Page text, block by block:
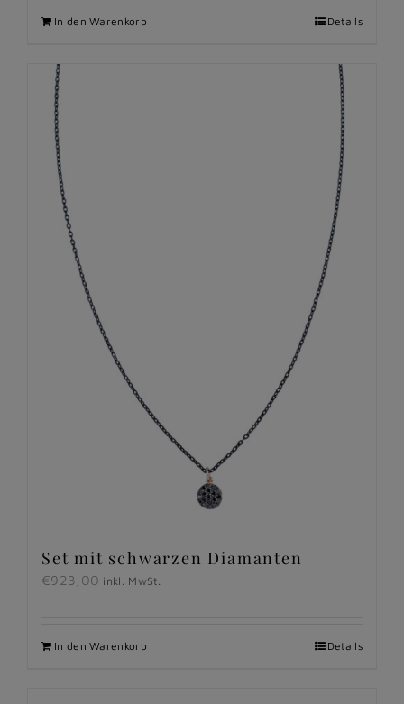
In den Warenkorb Details
Set mit schwarzen Diamanten
€923,00 inkl. MwSt.
In den Warenkorb Details